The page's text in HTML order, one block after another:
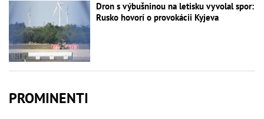
Dron s výbušninou na letisku vyvolal spor:
Rusko hovorí o provokácii Kyjeva
PROMINENTI